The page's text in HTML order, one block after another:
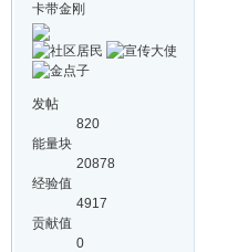
卡带金刚
发帖
820
能量块
20878
经验值
4917
贡献值
0